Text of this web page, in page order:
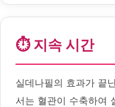
⏱️ 지속 시간
실데나필의 효과가 끝
서는 혈관이 수축하여